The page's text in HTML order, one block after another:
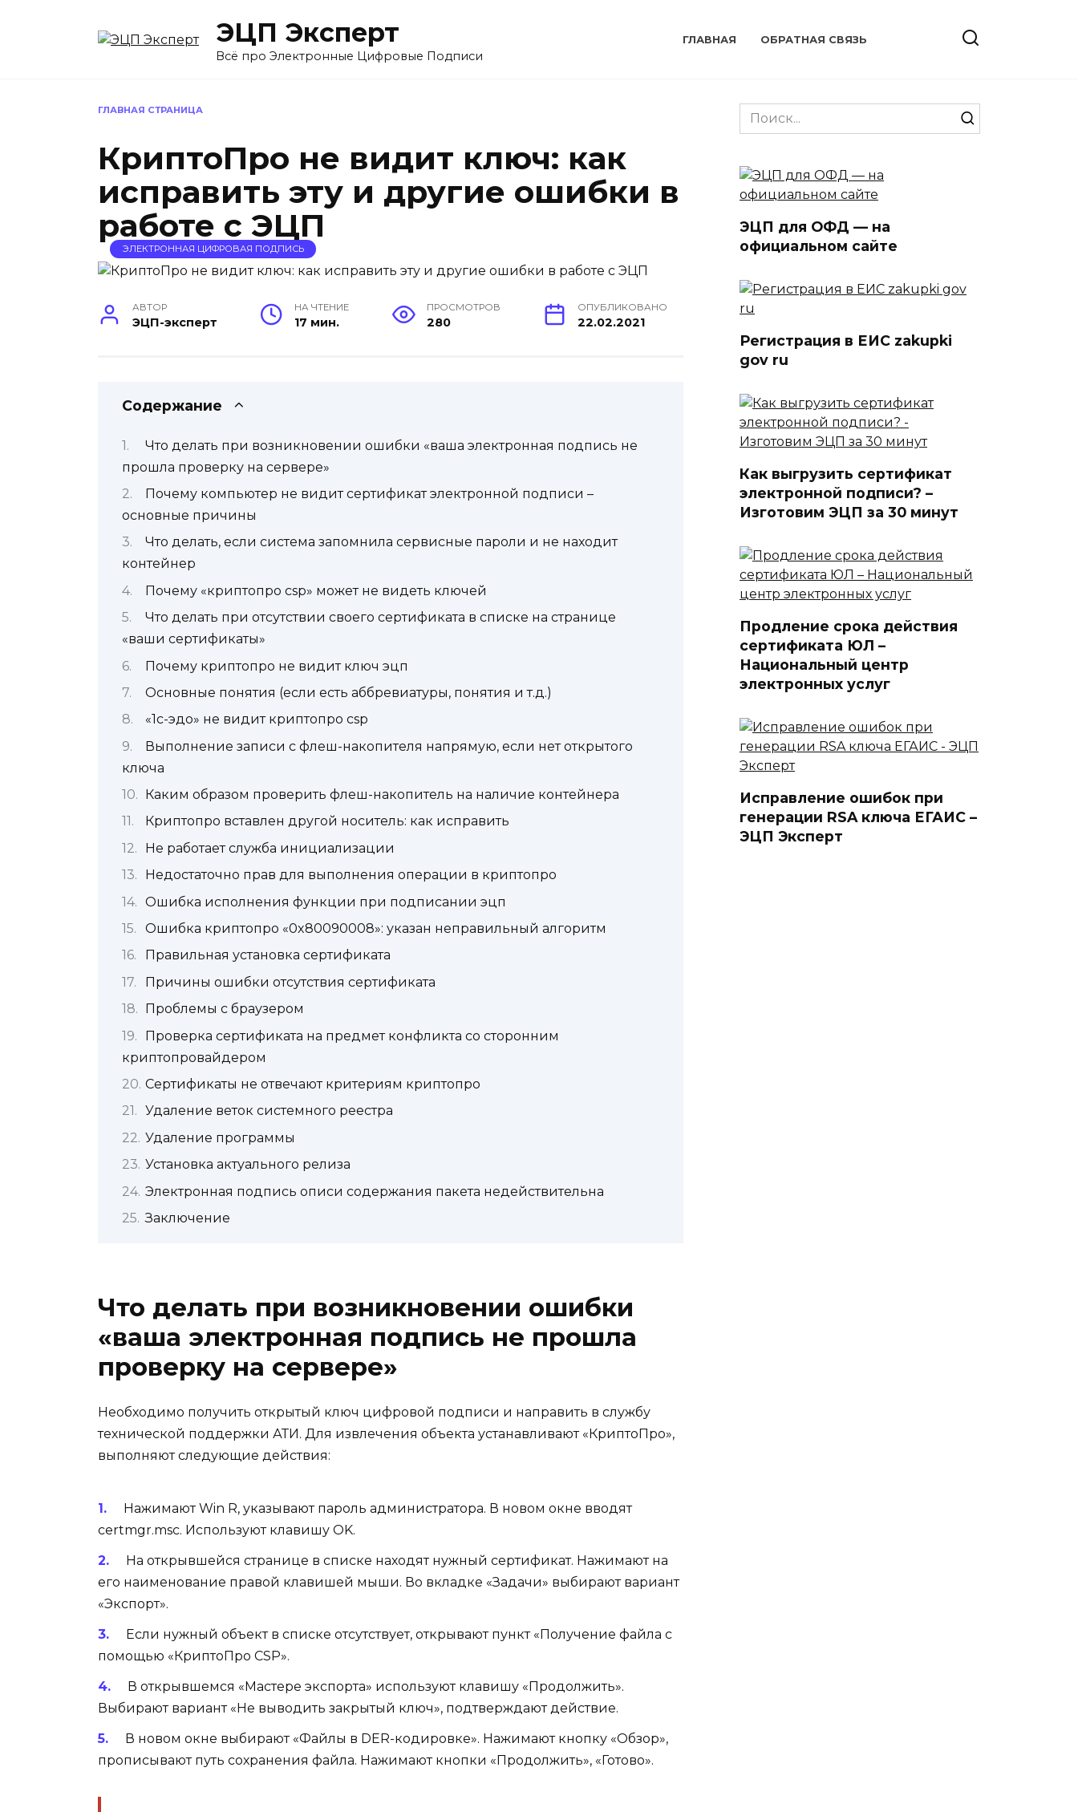
ЭЦП Эксперт
Всё про Электронные Цифровые Подписи
ГЛАВНАЯ ОБРАТНАЯ СВЯЗЬ
ГЛАВНАЯ СТРАНИЦА
КриптоПро не видит ключ: как
исправить эту и другие ошибки в
работе с ЭЦП
ЭЛЕКТРОННАЯ ЦИФРОВАЯ ПОДПИСЬ
АВТОР
ЭЦП-эксперт
НА ЧТЕНИЕ
17 мин.
ПРОСМОТРОВ
280
ОПУБЛИКОВАНО
22.02.2021
Содержание
Что делать при возникновении ошибки «ваша электронная подпись не
прошла проверку на сервере»
Почему компьютер не видит сертификат электронной подписи –
основные причины
Что делать, если система запомнила сервисные пароли и не находит
контейнер
Почему «криптопро csp» может не видеть ключей
Что делать при отсутствии своего сертификата в списке на странице
«ваши сертификаты»
Почему криптопро не видит ключ эцп
Основные понятия (если есть аббревиатуры, понятия и т.д.)
«1с-эдо» не видит криптопро csp
Выполнение записи с флеш-накопителя напрямую, если нет открытого
ключа
Каким образом проверить флеш-накопитель на наличие контейнера
Криптопро вставлен другой носитель: как исправить
Не работает служба инициализации
Недостаточно прав для выполнения операции в криптопро
Ошибка исполнения функции при подписании эцп
Ошибка криптопро «0x80090008»: указан неправильный алгоритм
Правильная установка сертификата
Причины ошибки отсутствия сертификата
Проблемы с браузером
Проверка сертификата на предмет конфликта со сторонним
криптопровайдером
Сертификаты не отвечают критериям криптопро
Удаление веток системного реестра
Удаление программы
Установка актуального релиза
Электронная подпись описи содержания пакета недействительна
Заключение
Что делать при возникновении ошибки
«ваша электронная подпись не прошла
проверку на сервере»
Необходимо получить открытый ключ цифровой подписи и направить в службу
технической поддержки АТИ. Для извлечения объекта устанавливают «КриптоПро»,
выполняют следующие действия:
Нажимают Win R, указывают пароль администратора. В новом окне вводят
certmgr.msc. Используют клавишу OK.
На открывшейся странице в списке находят нужный сертификат. Нажимают на
его наименование правой клавишей мыши. Во вкладке «Задачи» выбирают вариант
«Экспорт».
Если нужный объект в списке отсутствует, открывают пункт «Получение файла с
помощью «КриптоПро CSP».
В открывшемся «Мастере экспорта» используют клавишу «Продолжить».
Выбирают вариант «Не выводить закрытый ключ», подтверждают действие.
В новом окне выбирают «Файлы в DER-кодировке». Нажимают кнопку «Обзор»,
прописывают путь сохранения файла. Нажимают кнопки «Продолжить», «Готово».
Search
for:
ЭЦП для ОФД — на
официальном сайте
Регистрация в ЕИС zakupki
gov ru
Как выгрузить сертификат
электронной подписи? –
Изготовим ЭЦП за 30 минут
Продление срока действия
сертификата ЮЛ –
Национальный центр
электронных услуг
Исправление ошибок при
генерации RSA ключа ЕГАИС –
ЭЦП Эксперт